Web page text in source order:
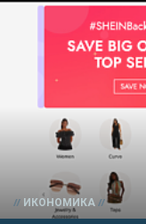
ИКОНОМИКА